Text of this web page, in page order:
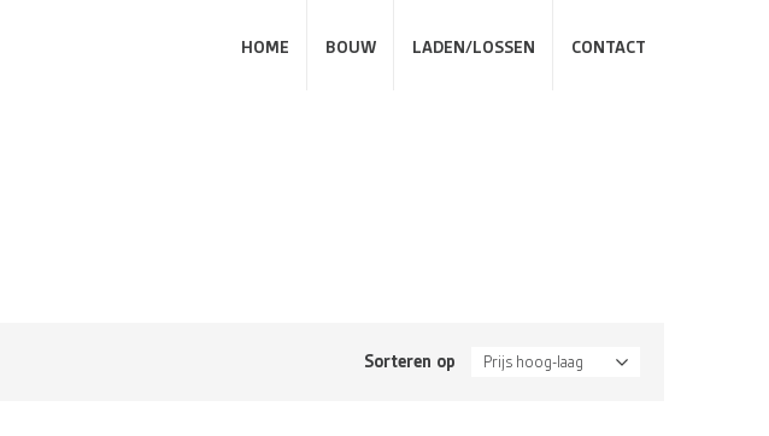
HOME BOUW LADEN/LOSSEN CONTACT
Sorteren op Prijs hoog-laag